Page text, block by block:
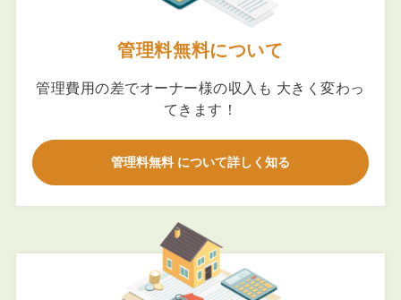
管理料無料について
管理費用の差でオーナー様の収入も 大きく変わっ
てきます！
管理料無料 について詳しく知る